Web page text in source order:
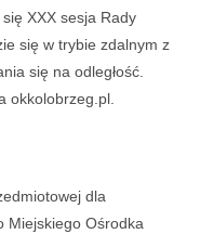
XXX sesja Rady
się w trybie zdalnym z
się na odległość.
okkolobrzeg.pl.
dla
Miejskiego Ośrodka